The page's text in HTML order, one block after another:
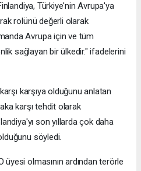
Türkiye'nin Avrupa'ya
rolünü değerli olarak
Avrupa için ve tüm
sağlayan bir ülkedir." ifadelerini
karşıya olduğunu anlatan
karşı tehdit olarak
son yıllarda çok daha
söyledi.
üyesi olmasının ardından terörle